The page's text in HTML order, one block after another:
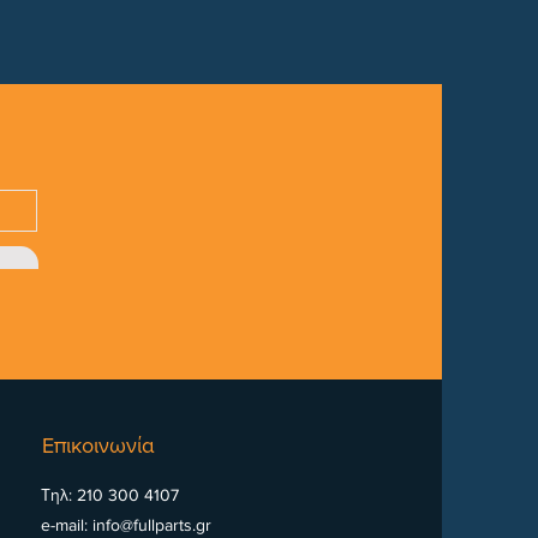
Επικοινωνία
Τηλ: 210 300 4107
e-mail: info@fullparts.gr